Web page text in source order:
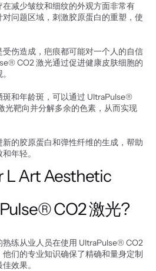
减少皱纹和细纹的外观方面非常有
问题区域，刺激胶原蛋白的重塑，使
伤造成，疤痕都可能对一个人的自信
CO2 激光通过促进健康皮肤细胞的
和年龄斑，可以通过 UltraPulse®
光靶向并分解多余的色素，从而实现
的胶原蛋白和弹性纤维的生成，帮助
年轻。
L Art Aesthetic
CO2 激光?
练从业人员在使用 UltraPulse® CO2
们的专业知识确保了精确和量身定制
效果。